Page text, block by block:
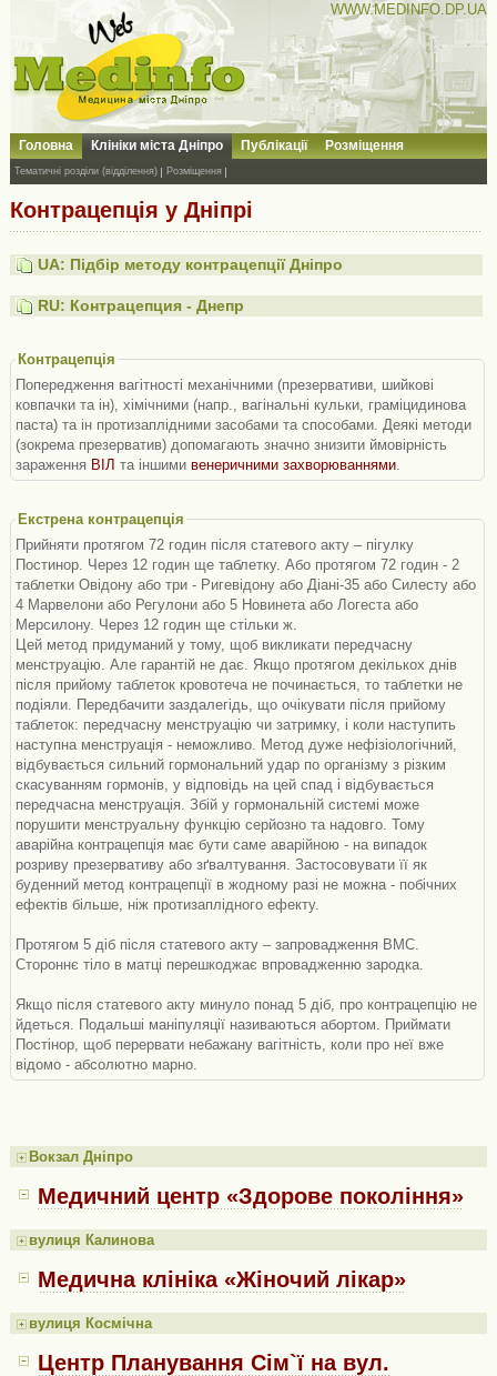
WWW.MEDINFO.DP.UA
Головна Клініки міста Дніпро Публікації Розміщення
Тематичні розділи (відділення) Розміщення
Контрацепція у Дніпрі
UA: Підбір методу контрацепції Дніпро
RU: Контрацепция - Днепр
Контрацепція
Попередження вагітності механічними (презервативи, шийкові
ковпачки та ін), хімічними (напр., вагінальні кульки, граміцидинова
паста) та ін протизаплідними засобами та способами. Деякі методи
(зокрема презерватив) допомагають значно знизити ймовірність
зараження ВІЛ та іншимивенеричними захворюваннями
Екстрена контрацепція
Прийняти протягом 72 годин після статевого акту – пігулку
Постинор. Через 12 годин ще таблетку. Або протягом 72 годин - 2
таблетки Овідону або три - Ригевідону або Діані-35 або Силесту або
4 Марвелони або Регулони або 5 Новинета або Логеста або
Мерсилону. Через 12 годин ще стільки ж.
Цей метод придуманий у тому, щоб викликати передчасну
менструацію. Але гарантій не дає. Якщо протягом декількох днів
після прийому таблеток кровотеча не починається, то таблетки не
подіяли. Передбачити заздалегідь, що очікувати після прийому
таблеток: передчасну менструацію чи затримку, і коли наступить
наступна менструація - неможливо. Метод дуже нефізіологічний,
відбувається сильний гормональний удар по організму з різким
скасуванням гормонів, у відповідь на цей спад і відбувається
передчасна менструація. Збій у гормональній системі може
порушити менструальну функцію серйозно та надовго. Тому
аварійна контрацепція має бути саме аварійною - на випадок
розриву презервативу або зґвалтування. Застосовувати її як
буденний метод контрацепції в жодному разі не можна - побічних
ефектів більше, ніж протизаплідного ефекту.
Протягом 5 діб після статевого акту – запровадження ВМС.
Стороннє тіло в матці перешкоджає впровадженню зародка.
Якщо після статевого акту минуло понад 5 діб, про контрацепцію не
йдеться. Подальші маніпуляції називаються абортом. Приймати
Постінор, щоб перервати небажану вагітність, коли про неї вже
відомо - абсолютно марно.
Вокзал Дніпро
Медичний центр «Здорове покоління»
вулиця Калинова
Медична клініка «Жіночий лікар»
вулиця Космічна
Центр Планування Сім`ї на вул.